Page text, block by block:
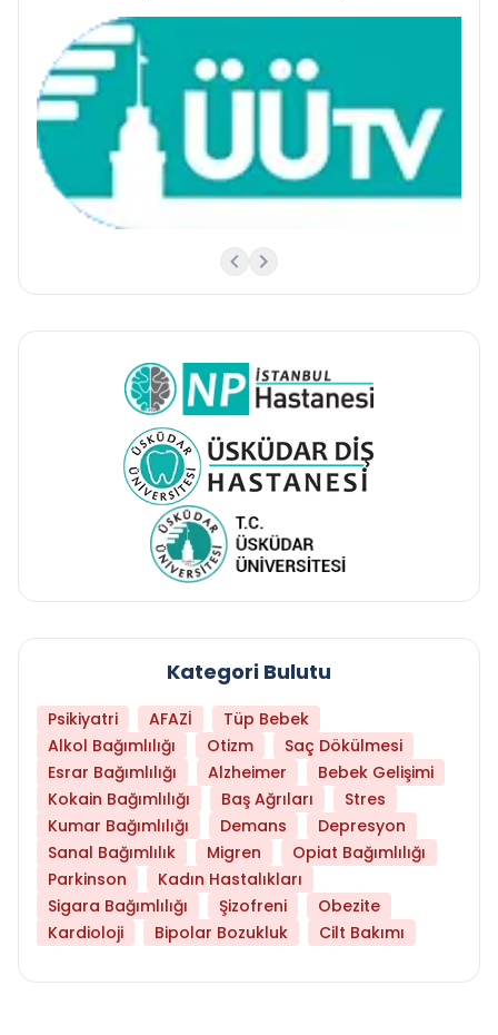
Kategori Bulutu
Psikiyatri AFAZİ
Tüp Bebek
Alkol Bağımlılığı
Otizm
Saç Dökülmesi
Esrar Bağımlılığı
Alzheimer
Bebek Gelişimi
Kokain Bağımlılığı
Baş Ağrıları
Stres
Kumar Bağımlılığı
Demans
Depresyon
Sanal Bağımlılık
Migren
Opiat Bağımlılığı
Parkinson
Kadın Hastalıkları
Sigara Bağımlılığı
Şizofreni
Obezite
Kardioloji
Bipolar Bozukluk Cilt Bakımı